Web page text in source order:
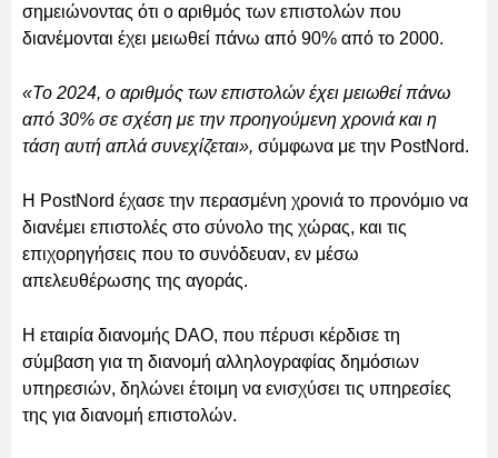
σημειώνοντας ότι ο αριθμός των επιστολών που
διανέμονται έχει μειωθεί πάνω από 90% από το 2000.
«Το 2024, ο αριθμός των επιστολών έχει μειωθεί πάνω
από 30% σε σχέση με την προηγούμενη χρονιά και η
τάση αυτή απλά συνεχίζεται», σύμφωνα με την PostNord.
Η PostNord έχασε την περασμένη χρονιά το προνόμιο να
διανέμει επιστολές στο σύνολο της χώρας, και τις
επιχορηγήσεις που το συνόδευαν, εν μέσω
απελευθέρωσης της αγοράς.
Η εταιρία διανομής DAO, που πέρυσι κέρδισε τη
σύμβαση για τη διανομή αλληλογραφίας δημόσιων
υπηρεσιών, δηλώνει έτοιμη να ενισχύσει τις υπηρεσίες
της για διανομή επιστολών.